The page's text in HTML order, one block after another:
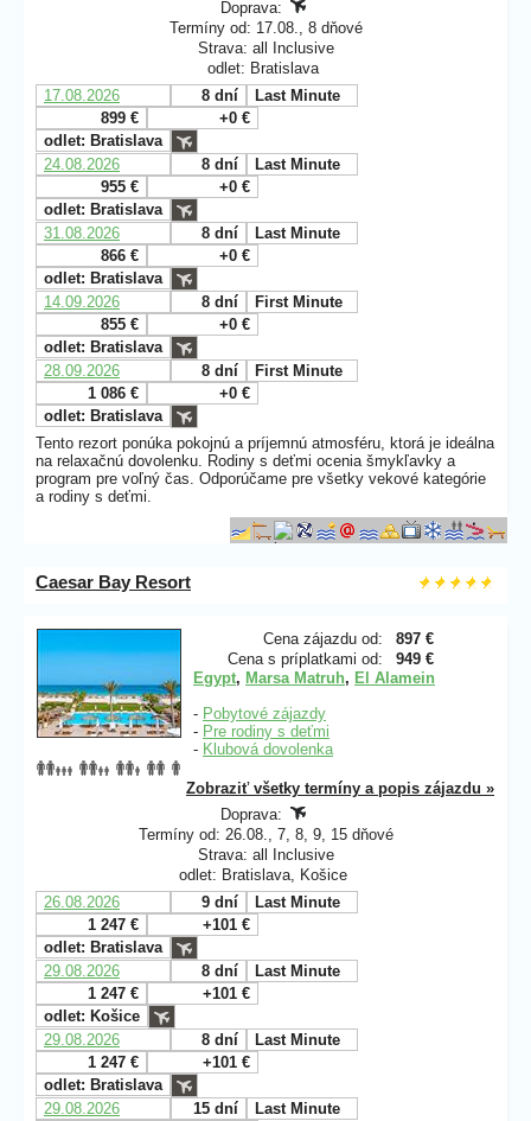
Doprava:
Termíny od: 17.08., 8 dňové
Strava: all Inclusive
odlet: Bratislava
17.08.2026
8 dní
Last Minute
899 €
+0 €
odlet: Bratislava
24.08.2026
8 dní
Last Minute
955 €
+0 €
odlet: Bratislava
31.08.2026
8 dní
Last Minute
866 €
+0 €
odlet: Bratislava
14.09.2026
8 dní
First Minute
855 €
+0 €
odlet: Bratislava
28.09.2026
8 dní
First Minute
1 086 €
+0 €
odlet: Bratislava
Tento rezort ponúka pokojnú a príjemnú atmosféru, ktorá je ideálna
na relaxačnú dovolenku. Rodiny s deťmi ocenia šmykľavky a
program pre voľný čas. Odporúčame pre všetky vekové kategórie
a rodiny s deťmi.
Caesar Bay Resort
Cena zájazdu od:
897 €
Cena s príplatkami od:
949 €
Egypt, Marsa Matruh, El Alamein
- Pobytové zájazdy
- Pre rodiny s deťmi
- Klubová dovolenka
Zobraziť všetky termíny a popis zájazdu »
Doprava:
Termíny od: 26.08., 7, 8, 9, 15 dňové
Strava: all Inclusive
odlet: Bratislava, Košice
26.08.2026
9 dní
Last Minute
1 247 €
+101 €
odlet: Bratislava
29.08.2026
8 dní
Last Minute
1 247 €
+101 €
odlet: Košice
29.08.2026
8 dní
Last Minute
1 247 €
+101 €
odlet: Bratislava
29.08.2026
15 dní
Last Minute